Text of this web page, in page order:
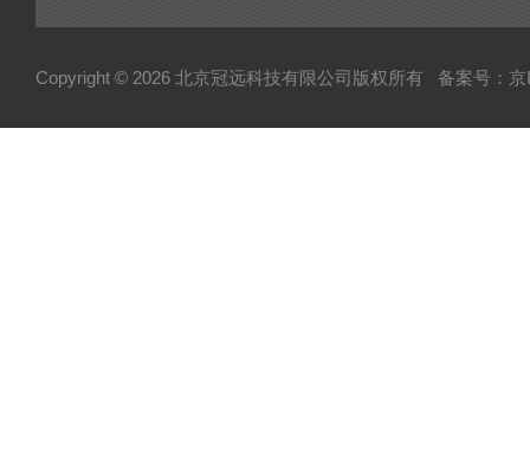
Copyright © 2026 北京冠远科技有限公司版权所有 备案号：